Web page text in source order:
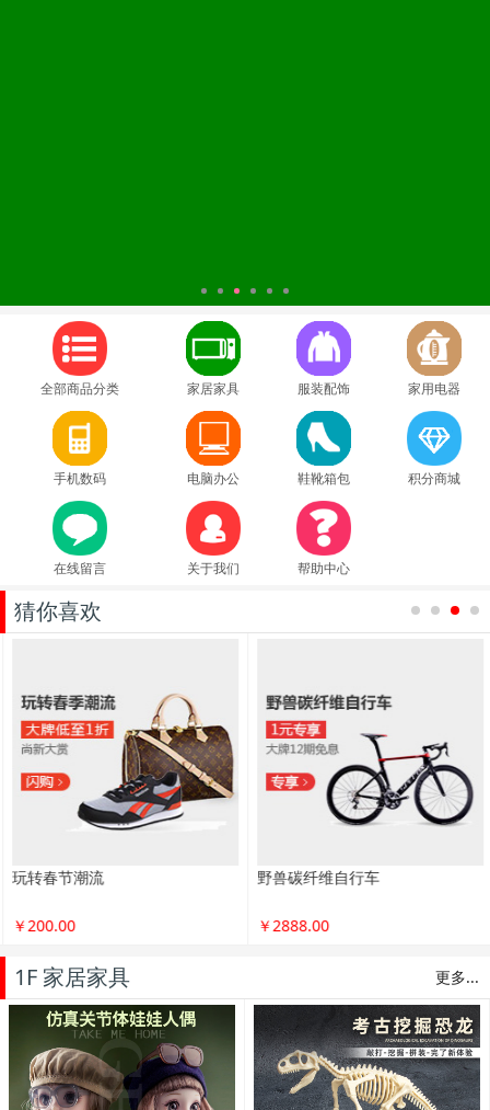
1 2 3 4 5 6
全部商品分类 家居家具 服装配饰 家用电器
手机数码 电脑办公 鞋靴箱包 积分商城
在线留言 关于我们 帮助中心
猜你喜欢
玩转春节潮流
￥200.00
野兽碳纤维自行车
￥2888.00
更多...
1F 家居家具